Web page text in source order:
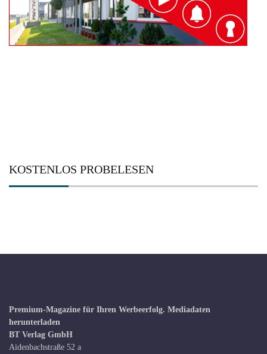
KOSTENLOS PROBELESEN
Premium-Magazine für Ihren Werbeerfolg. Mediadaten
herunterladen
BT Verlag GmbH
Aidenbachstraße 52 a